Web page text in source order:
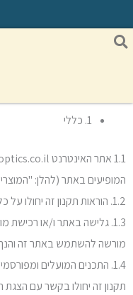
לתוכן
1. כללי
המופיעים באתר (להלן:
1.2. הוראות תקנון זה יחולו על כל שימוש שייעשה על ידך באתר ועל כל רכישת המוצרים שתתבצע על ידך באמצעות האתר, ויהוו את הבסיס המשפטי לכל דיון בינך לבין תיקא בעניין זה. עקב כך, הנך מתבקש לקרוא תקנון זה במלואו ובעיון.
1.3. גלישה באתר ו/או
מורשה להשתמש באתר זה
1.4. התכנים המועלים
תקנון זה יחולו בקשר עם